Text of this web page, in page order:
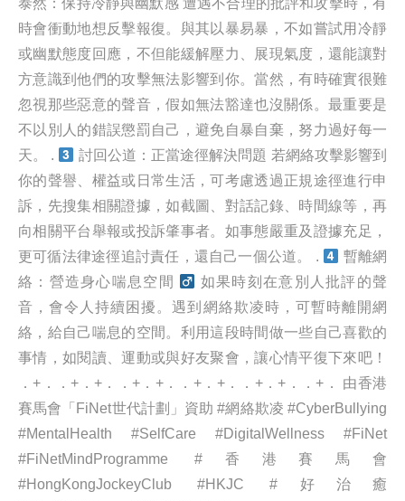
泰然：保持冷靜與幽默感 遭遇不合理的批評和攻擊時，有
時會衝動地想反擊報復。與其以暴易暴，不如嘗試用冷靜
或幽默態度回應，不但能緩解壓力、展現氣度，還能讓對
方意識到他們的攻擊無法影響到你。當然，有時確實很難
忽視那些惡意的聲音，假如無法豁達也沒關係。最重要是
不以別人的錯誤懲罰自己，避免自暴自棄，努力過好每一
天。 .
討回公道：正當途徑解決問題 若網絡攻擊影響到
你的聲譽、權益或日常生活，可考慮透過正規途徑進行申
訴，先搜集相關證據，如截圖、對話記錄、時間線等，再
向相關平台舉報或投訴肇事者。如事態嚴重及證據充足，
更可循法律途徑追討責任，還自己一個公道。 .
暫離網
絡：營造身心喘息空間 ‍
如果時刻在意別人批評的聲
音，會令人持續困擾。遇到網絡欺凌時，可暫時離開網
絡，給自己喘息的空間。利用這段時間做一些自己喜歡的
事情，如閱讀、運動或與好友聚會，讓心情平復下來吧！
．+．．+．+．．+．+．．+．+．．+．+．．+． 由香港
賽馬會「FiNet世代計劃」資助 #網絡欺凌 #CyberBullying
#MentalHealth #SelfCare #DigitalWellness #FiNet
#FiNetMindProgramme #香港賽馬會
#HongKongJockeyClub #HKJC #好治癒